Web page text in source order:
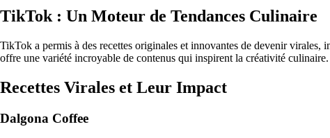
TikTok : Un Moteur de Tendances Culinaire
TikTok a permis à des recettes originales et innovantes de devenir virales,
offre une variété incroyable de contenus qui inspirent la créativité culinaire.
Recettes Virales et Leur Impact
Dalgona Coffee